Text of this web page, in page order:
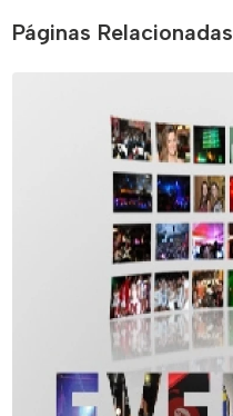
Páginas Relacionadas